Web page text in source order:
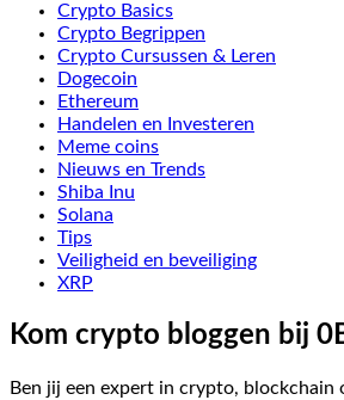
Crypto Basics
Crypto Begrippen
Crypto Cursussen & Leren
Dogecoin
Ethereum
Handelen en Investeren
Meme coins
Nieuws en Trends
Shiba Inu
Solana
Tips
Veiligheid en beveiliging
XRP
Kom crypto bloggen bij
Ben jij een expert in crypto, blockchain